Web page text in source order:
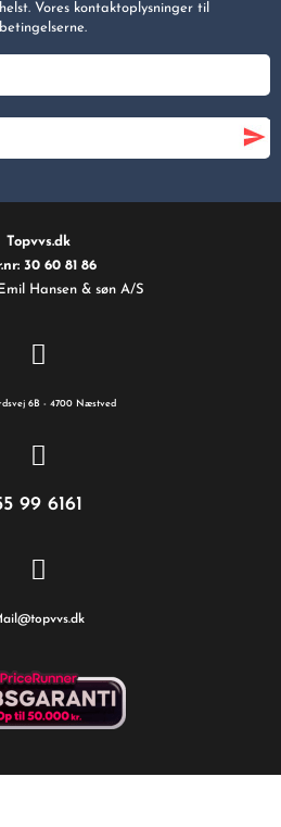
Vores kontaktoplysninger til
Topvvs.dk
30 60 81 86
Hansen & søn A/S
6B - 4700 Næstved
99 6161